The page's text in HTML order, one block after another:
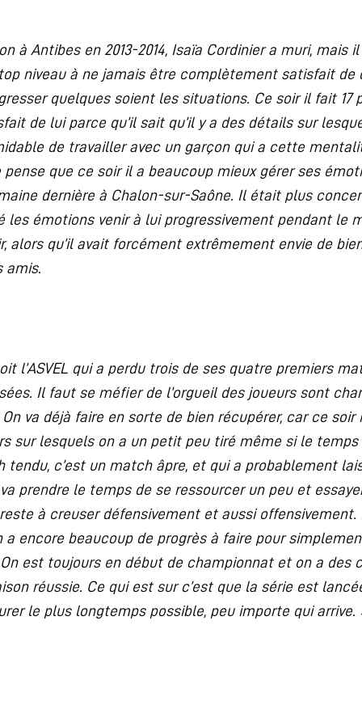
à Antibes en 2013-2014, Isaïa Cordinier a muri, mais
niveau à ne jamais être complètement satisfait de
quelques soient les situations. Ce soir il fait 17
de lui parce qu’il sait qu’il y a des détails sur
de travailler avec un garçon qui a cette
que ce soir il a beaucoup mieux gérer ses
dernière à Chalon-sur-Saône. Il était plus
les émotions venir à lui progressivement pendant le
alors qu’il avait forcément extrêmement envie de
amis.
l’ASVEL qui a perdu trois de ses quatre premiers
Il faut se méfier de l’orgueil des joueurs sont
va déjà faire en sorte de bien récupérer, car ce soir
sur lesquels on a un petit peu tiré même si le
tendu, c’est un match âpre, et qui a probablement
prendre le temps de se ressourcer un peu et
à creuser défensivement et aussi offensivement.
a encore beaucoup de progrès à faire pour
On est toujours en début de championnat et on a des
réussie. Ce qui est sur c’est que la série est
le plus longtemps possible, peu importe qui arrive.